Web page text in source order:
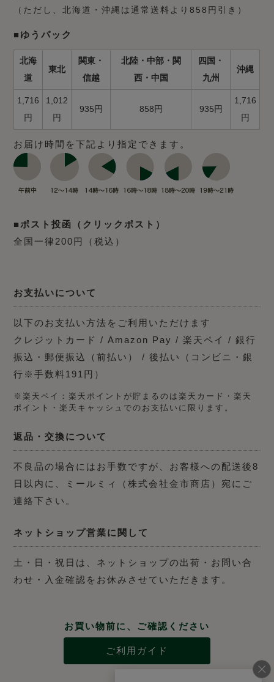
（ただし、北海道・沖縄は通常送料より858円引き）
■ゆうパック
北海
道
東北
関東・
信越
北陸・中部・関
西・中国
四国・
九州
沖縄
1,716
円
1,012
円
935円 858円 935円
1,716
円
お届け時間を下記より指定できます。
■ポスト投函（クリックポスト）
全国一律200円（税込）
お支払いについて
以下のお支払い方法をご利用いただけます
クレジットカード / Amazon Pay / 楽天ペイ / 銀行
振込・郵便振込（前払い） / 後払い（コンビニ・銀
行※手数料191円）
※楽天ペイ：楽天ポイントが貯まるのは楽天カード・楽天
ポイント・楽天キャッシュでのお支払いに限ります。
返品・交換について
不良品の場合にはお手数ですが、お客様への配送後8
日以内に、ミールミィ（株式会社金市商店）宛にご
連絡下さい。
ネットショップ営業に関して
土・日・祝日は、ネットショップの出荷・お問い合
わせ・入金確認をお休みさせていただきます。
お買い物前に、ご確認ください
ご利用ガイド